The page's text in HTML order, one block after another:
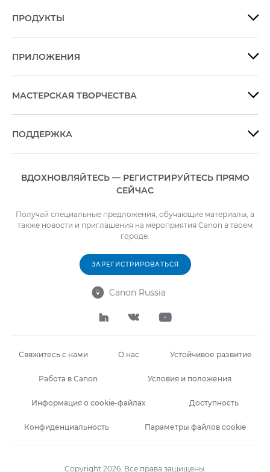
ПРОДУКТЫ 
ПРИЛОЖЕНИЯ 
МАСТЕРСКАЯ ТВОРЧЕСТВА 
ПОДДЕРЖКА 
ВДОХНОВЛЯЙТЕСЬ — РЕГИСТРИРУЙТЕСЬ ПРЯМО
СЕЙЧАС
Получай специальные предложения, обучающие материалы, а
также новости и приглашения на мероприятия Canon в твоем
городе.
ЗАРЕГИСТРИРОВАТЬСЯ
 Canon Russia
  
Свяжитесь с нами О нас Устойчивое развитие
Работа в Canon Условия и положения
Информация о cookie-файлах Доступность
Конфиденциальность Параметры файлов cookie
Copyright 2026. Все права защищены.